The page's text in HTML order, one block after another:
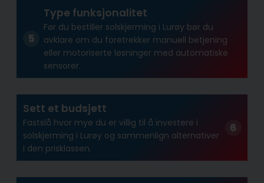
Type funksjonalitet
Før du bestiller solskjerming i Lurøy bør du
avklare om du foretrekker manuell betjening
eller motoriserte løsninger med automatiske
sensorer.
Sett et budsjett
Fastslå hvor mye du er villig til å investere i
solskjerming i Lurøy og sammenlign alternativer
i den prisklassen.